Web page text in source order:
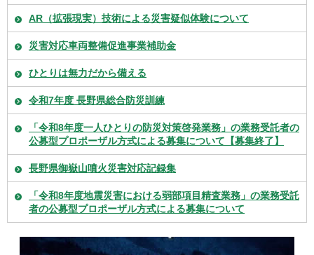
AR（拡張現実）技術による災害疑似体験について
災害対応車両整備促進事業補助金
ひとりは無力だから備える
令和7年度 長野県総合防災訓練
「令和8年度一人ひとりの防災対策啓発業務」の業務受託者の
公募型プロポーザル方式による募集について【募集終了】
長野県御嶽山噴火災害対応記録集
「令和8年度地震災害における弱部項目精査業務」の業務受託
者の公募型プロポーザル方式による募集について